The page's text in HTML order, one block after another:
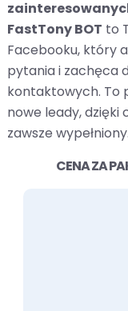
FastTony BOT to
Facebooku, który
pytania i zachęca
kontaktowych. To
nowe leady, dzięki
zawsze wypełniony.
CENA ZA